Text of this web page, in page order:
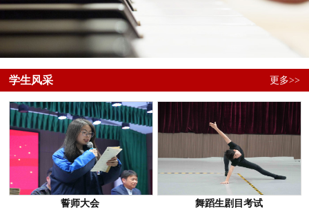
学生风采 更多>>
誓师大会 舞蹈生剧目考试